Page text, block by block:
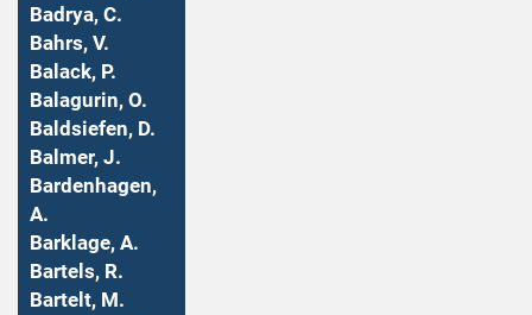
Badrya, C.
Bahrs, V.
Balack, P.
Balagurin, O.
Baldsiefen, D.
Balmer, J.
Bardenhagen,
A.
Barklage, A.
Bartels, R.
Bartelt, M.